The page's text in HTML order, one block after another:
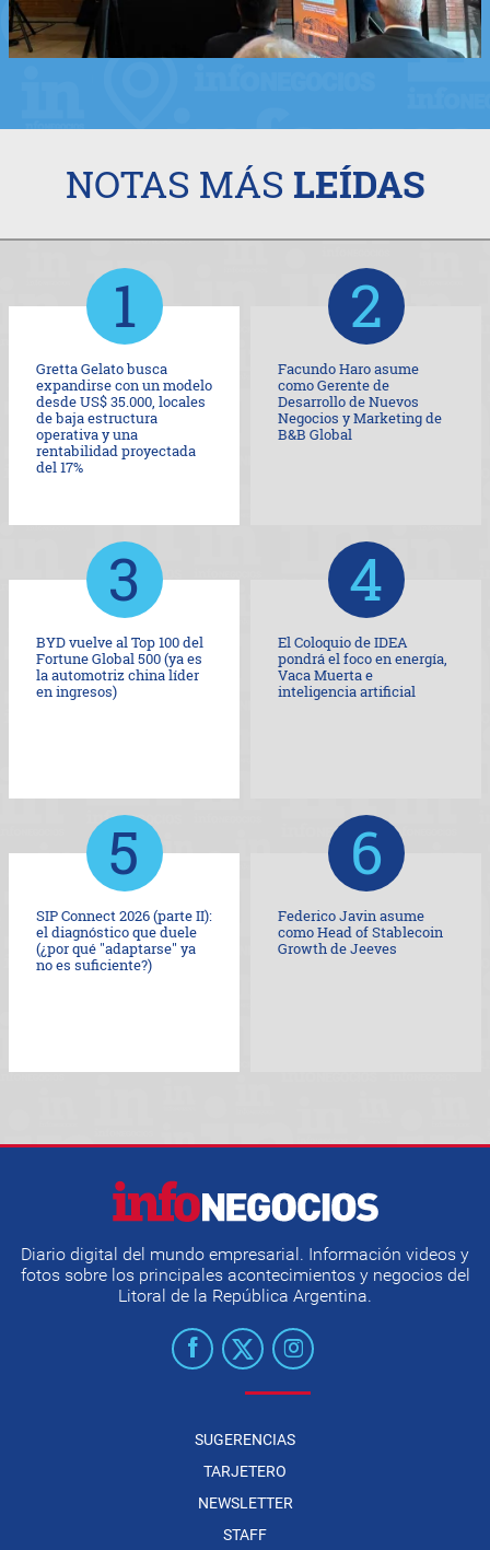
NOTAS MÁS LEÍDAS
Gretta Gelato busca
expandirse con un modelo
desde US$ 35.000, locales
de baja estructura
operativa y una
rentabilidad proyectada
del 17%
Facundo Haro asume
como Gerente de
Desarrollo de Nuevos
Negocios y Marketing de
B&B Global
BYD vuelve al Top 100 del
Fortune Global 500 (ya es
la automotriz china líder
en ingresos)
El Coloquio de IDEA
pondrá el foco en energía,
Vaca Muerta e
inteligencia artificial
SIP Connect 2026 (parte II):
el diagnóstico que duele
(¿por qué "adaptarse" ya
no es suficiente?)
Federico Javin asume
como Head of Stablecoin
Growth de Jeeves
Diario digital del mundo empresarial. Información videos y
fotos sobre los principales acontecimientos y negocios del
Litoral de la República Argentina.
SUGERENCIAS
TARJETERO
NEWSLETTER
STAFF